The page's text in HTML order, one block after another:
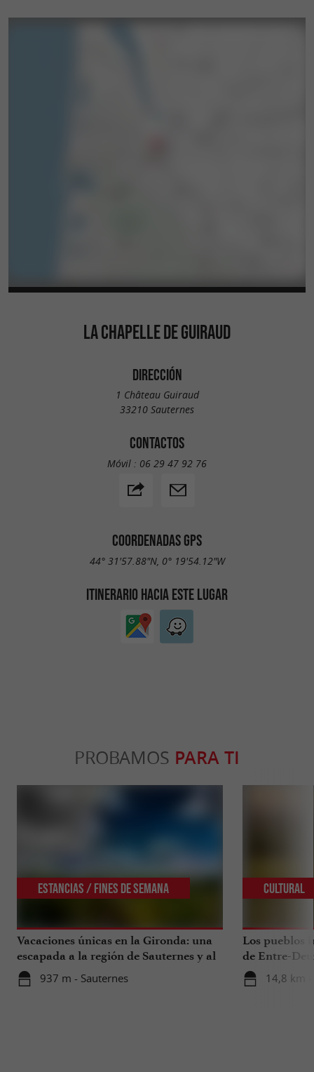
LA CHAPELLE DE GUIRAUD
DIRECCIÓN
1 Château Guiraud
33210 Sauternes
CONTACTOS
Móvil : 06 29 47 92 76
COORDENADAS GPS
44° 31'57.88"N, 0° 19'54.12"W
ITINERARIO HACIA ESTE LUGAR
PROBAMOS PARA TI
Vacaciones únicas en la Gironda: una
escapada a la región de Sauternes y al
sur de la Gironda
937 m - Sauternes
Estancias / Fines de Semana
Los pueblos
de Entre-
14,8 km -
Cultural